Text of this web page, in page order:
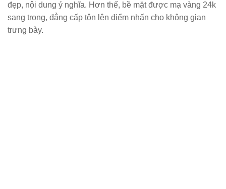
đẹp, nội dung ý nghĩa. Hơn thế, bề mặt được mạ vàng 24k
sang trọng, đẳng cấp tôn lên điểm nhấn cho không gian
trưng bày.